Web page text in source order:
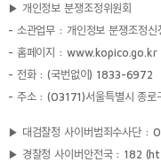
▶ 개인정보 분쟁조정위원회
- 소관업무 : 개인정보 분쟁조정신
- 홈페이지 : www.kopico.go.kr
- 전화 : (국번없이) 1833-6972
- 주소 : (03171)서울특별시 종
▶ 대검찰청 사이버범죄수사단
▶ 경찰청 사이버안전국 : 182